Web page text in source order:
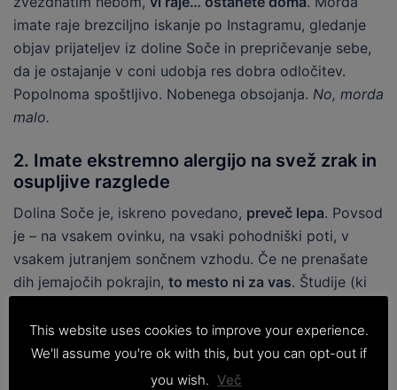
imate raje brezciljno iskanje po Instagramu, gledanje
objav prijateljev iz doline Soče in prepričevanje sebe,
da je ostajanje v coni udobja res dobra odločitev.
Popolnoma spoštljivo. Nobenega obsojanja. No, morda
malo.
2. Imate ekstremno alergijo na svež zrak in
osupljive razglede
Dolina Soče je, iskreno povedano, preveč lepa. Povsod
je – na vsakem ovinku, na vsaki pohodniški poti, v
vsakem jutranjem sončnem vzhodu. Če ne prenašate
dih jemajočih pokrajin, to mesto ni za vas. Študije (ki
dolgotrajna izpostavljenost lepoti Soče povzroča
stranske učinke, kot so izjemna sreča, sprostitev in
močna želja, da pustite službo ter se preselite sem za
This website uses cookies to improve your experience.
We'll assume you're ok with this, but you can opt-out if
you wish. Več